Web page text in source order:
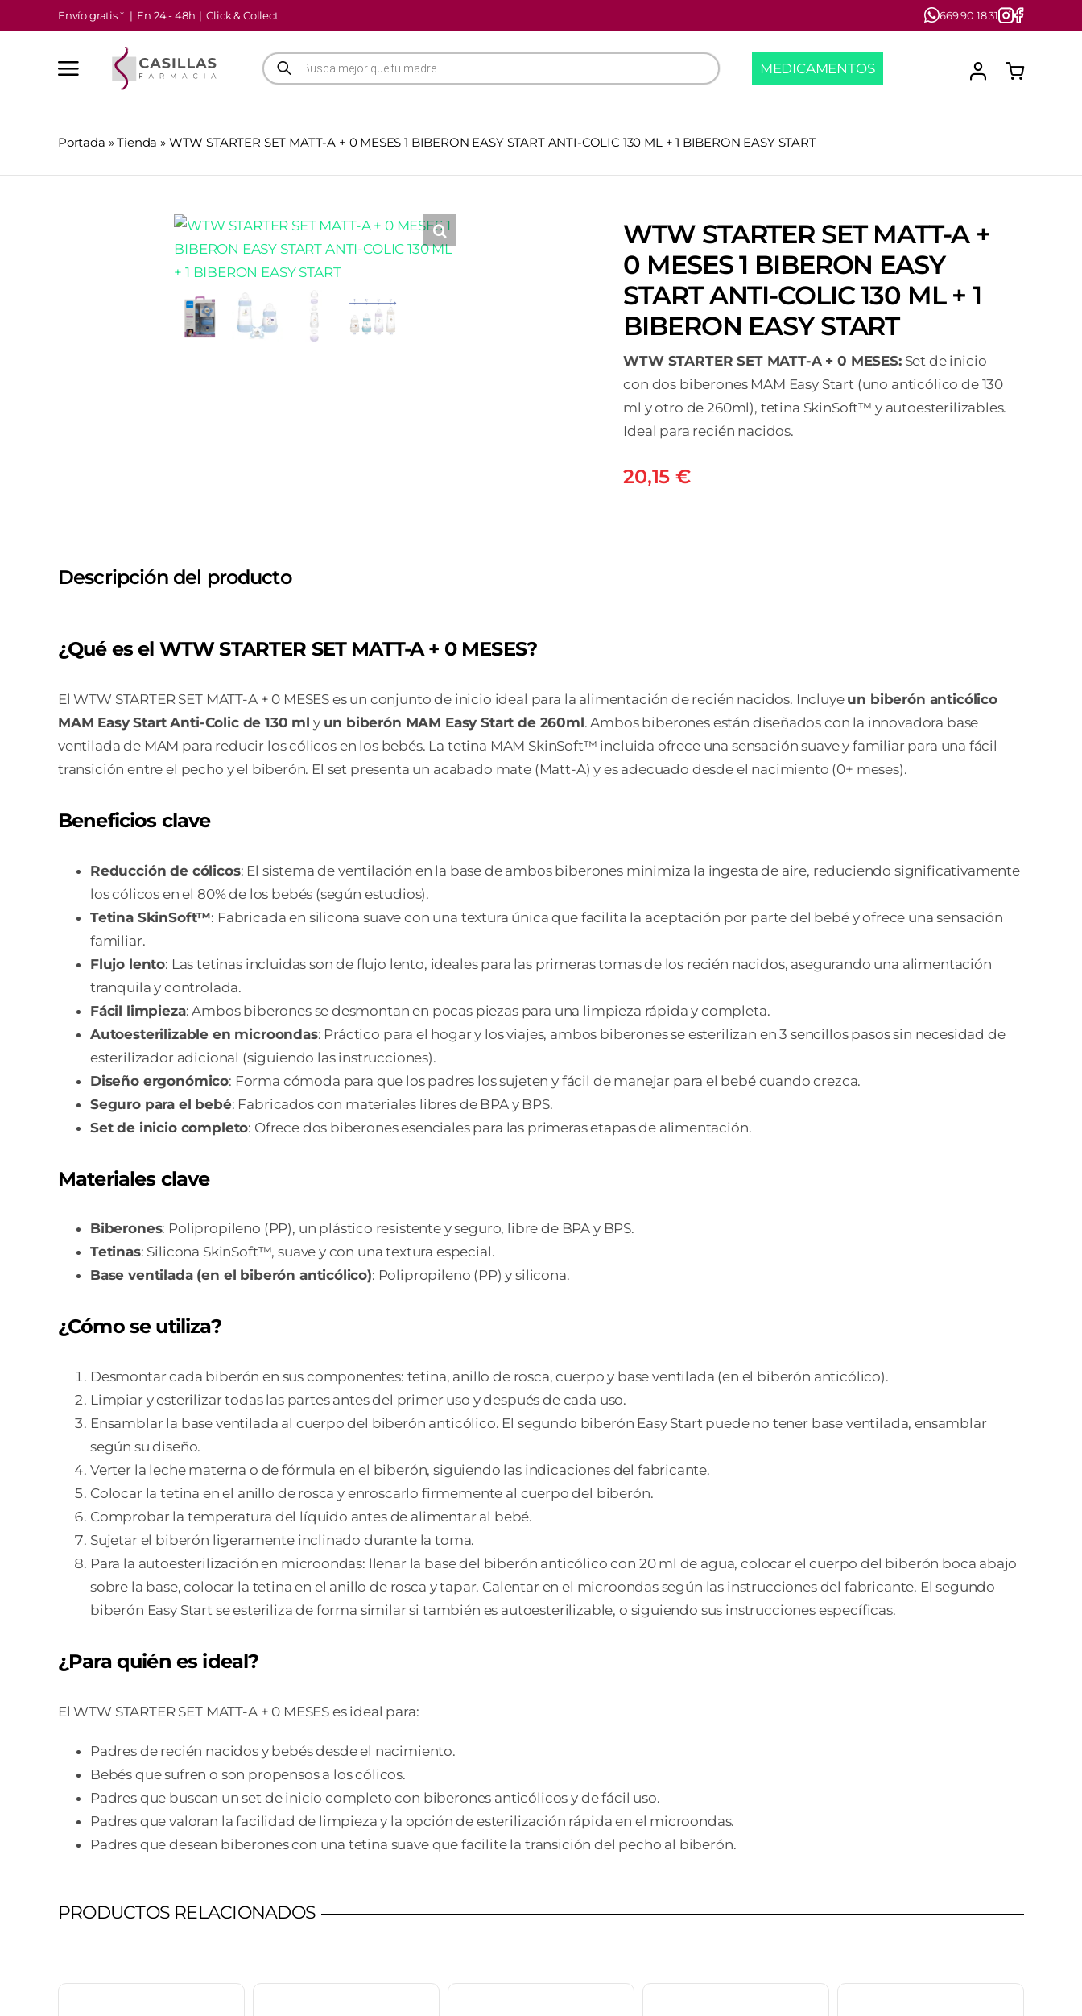
al
contenido
Envío gratis * | En 24 - 48h | Click & Collect 669 90 18 31
Búsqueda
de
productos
MEDICAMENTOS
Portada »Tienda » WTW STARTER SET MATT-A + 0 MESES 1 BIBERON EASY START ANTI-COLIC 130 ML + 1 BIBERON EASY START
WTW STARTER SET MATT-A +
0 MESES 1 BIBERON EASY
START ANTI-COLIC 130 ML + 1
BIBERON EASY START
WTW STARTER SET MATT-A + 0 MESES:Set de inicio
con dos biberones MAM Easy Start (uno anticólico de 130
ml y otro de 260ml), tetina SkinSoft™ y autoesterilizables.
Ideal para recién nacidos.
20,15 €
Descripción del producto
¿Qué es el WTW STARTER SET MATT-A + 0 MESES?
El WTW STARTER SET MATT-A + 0 MESES es un conjunto de inicio ideal para la alimentación de recién nacidos. Incluye un biberón anticólico
MAM Easy Start Anti-Colic de 130 ml y un biberón MAM Easy Start de 260ml. Ambos biberones están diseñados con la innovadora base
ventilada de MAM para reducir los cólicos en los bebés. La tetina MAM SkinSoft™ incluida ofrece una sensación suave y familiar para una fácil
transición entre el pecho y el biberón. El set presenta un acabado mate (Matt-A) y es adecuado desde el nacimiento (0+ meses).
Beneficios clave
Reducción de cólicos: El sistema de ventilación en la base de ambos biberones minimiza la ingesta de aire, reduciendo significativamente
los cólicos en el 80% de los bebés (según estudios).
Tetina SkinSoft™: Fabricada en silicona suave con una textura única que facilita la aceptación por parte del bebé y ofrece una sensación
familiar.
Flujo lento: Las tetinas incluidas son de flujo lento, ideales para las primeras tomas de los recién nacidos, asegurando una alimentación
tranquila y controlada.
Fácil limpieza: Ambos biberones se desmontan en pocas piezas para una limpieza rápida y completa.
Autoesterilizable en microondas: Práctico para el hogar y los viajes, ambos biberones se esterilizan en 3 sencillos pasos sin necesidad de
esterilizador adicional (siguiendo las instrucciones).
Diseño ergonómico: Forma cómoda para que los padres los sujeten y fácil de manejar para el bebé cuando crezca.
Seguro para el bebé: Fabricados con materiales libres de BPA y BPS.
Set de inicio completo: Ofrece dos biberones esenciales para las primeras etapas de alimentación.
Materiales clave
Biberones: Polipropileno (PP), un plástico resistente y seguro, libre de BPA y BPS.
Tetinas: Silicona SkinSoft™, suave y con una textura especial.
Base ventilada (en el biberón anticólico): Polipropileno (PP) y silicona.
¿Cómo se utiliza?
Desmontar cada biberón en sus componentes: tetina, anillo de rosca, cuerpo y base ventilada (en el biberón anticólico).
Limpiar y esterilizar todas las partes antes del primer uso y después de cada uso.
Ensamblar la base ventilada al cuerpo del biberón anticólico. El segundo biberón Easy Start puede no tener base ventilada, ensamblar
según su diseño.
Verter la leche materna o de fórmula en el biberón, siguiendo las indicaciones del fabricante.
Colocar la tetina en el anillo de rosca y enroscarlo firmemente al cuerpo del biberón.
Comprobar la temperatura del líquido antes de alimentar al bebé.
Sujetar el biberón ligeramente inclinado durante la toma.
Para la autoesterilización en microondas: llenar la base del biberón anticólico con 20 ml de agua, colocar el cuerpo del biberón boca abajo
sobre la base, colocar la tetina en el anillo de rosca y tapar. Calentar en el microondas según las instrucciones del fabricante. El segundo
biberón Easy Start se esteriliza de forma similar si también es autoesterilizable, o siguiendo sus instrucciones específicas.
¿Para quién es ideal?
El WTW STARTER SET MATT-A + 0 MESES es ideal para:
Padres de recién nacidos y bebés desde el nacimiento.
Bebés que sufren o son propensos a los cólicos.
Padres que buscan un set de inicio completo con biberones anticólicos y de fácil uso.
Padres que valoran la facilidad de limpieza y la opción de esterilización rápida en el microondas.
Padres que desean biberones con una tetina suave que facilite la transición del pecho al biberón.
PRODUCTOS RELACIONADOS